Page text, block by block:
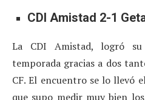
CDI Amistad 2-1
La CDI Amistad, logró
temporada gracias a dos
CF. El encuentro se lo llevó
que supo medir muy bien